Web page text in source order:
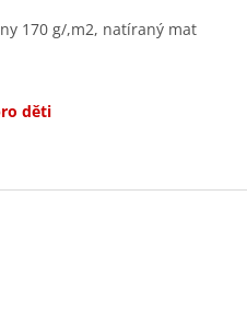
170 g/,m2, natíraný mat
děti